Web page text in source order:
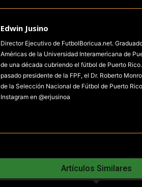
Edwin Jusino
Director Ejecutivo de FutbolBoricua.net.
Américas de la Universidad Interamericana de
de una década cubriendo el fútbol de Puerto
pasado presidente de la FPF, el Dr. Roberto
de la Selección Nacional de Fútbol de Puerto
Instagram en @erjusinoa
Artículos Similares